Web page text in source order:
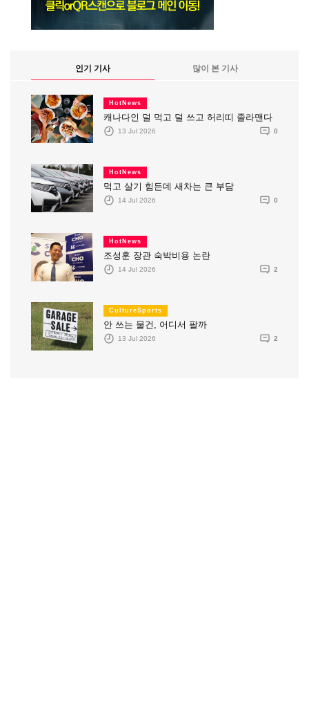
인기 기사 많이 본 기사
HotNews
캐나다인 덜 먹고 덜 쓰고 허리띠 졸라맨다
13 Jul 2026 0
HotNews
먹고 살기 힘든데 새차는 큰 부담
14 Jul 2026 0
HotNews
조성훈 장관 숙박비용 논란
14 Jul 2026 2
CultureSports
안 쓰는 물건, 어디서 팔까
13 Jul 2026 2